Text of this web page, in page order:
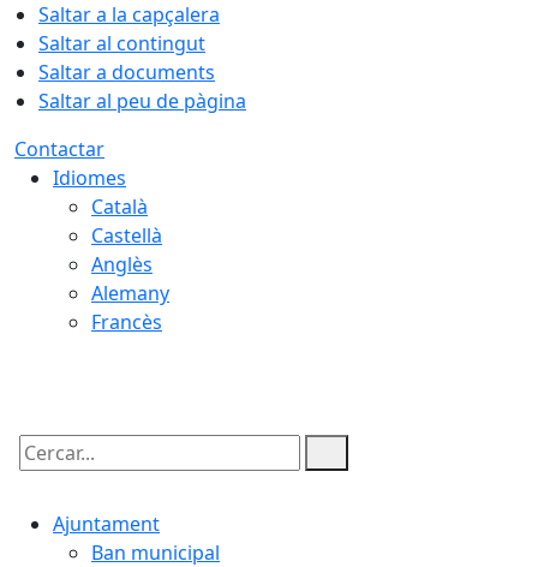
Saltar a la capçalera
Saltar al contingut
Saltar a documents
Saltar al peu de pàgina
Contactar
Idiomes
Català
Castellà
Anglès
Alemany
Francès
Cercar:
Ajuntament
Ban municipal